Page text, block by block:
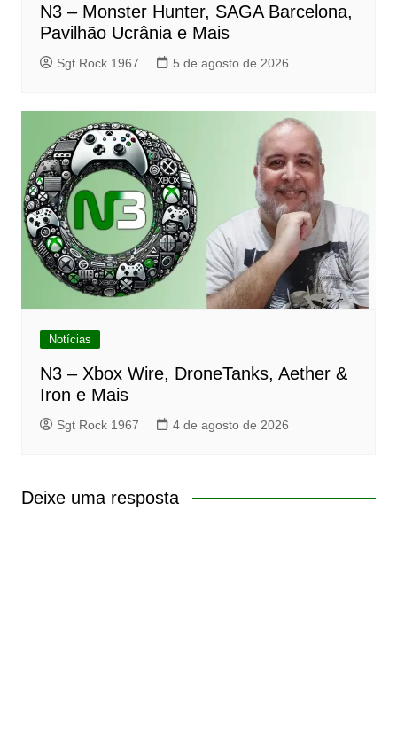
N3 – Monster Hunter, SAGA Barcelona,
Pavilhão Ucrânia e Mais
Sgt Rock 1967 5 de agosto de 2026
Notícias
N3 – Xbox Wire, DroneTanks, Aether &
Iron e Mais
Sgt Rock 1967 4 de agosto de 2026
Deixe uma resposta